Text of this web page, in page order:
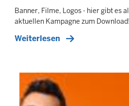
Banner, Filme, Logos - hier gibt es
aktuellen Kampagne zum Download!
Weiterlesen